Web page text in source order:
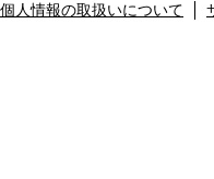
個人情報の取扱いについて